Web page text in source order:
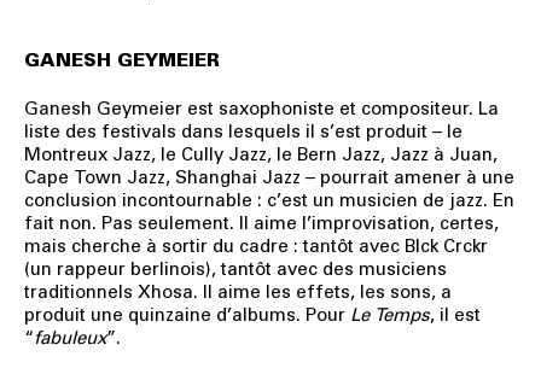
GANESH GEYMEIER
Ganesh Geymeier est saxophoniste et compositeur. La
liste des festivals dans lesquels il s’est produit – le
Montreux Jazz, le Cully Jazz, le Bern Jazz, Jazz à Juan,
Cape Town Jazz, Shanghai Jazz – pourrait amener à une
conclusion incontournable : c’est un musicien de jazz. En
fait non. Pas seulement. Il aime l’improvisation, certes,
mais cherche à sortir du cadre : tantôt avec Blck Crckr
(un rappeur berlinois), tantôt avec des musiciens
traditionnels Xhosa. Il aime les effets, les sons, a
produit une quinzaine d’albums. Pour Le Temps, il est
“fabuleux”.